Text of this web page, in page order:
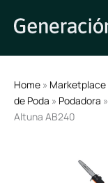
Home » Marketplace
de Poda » Podadora »
Altuna AB240